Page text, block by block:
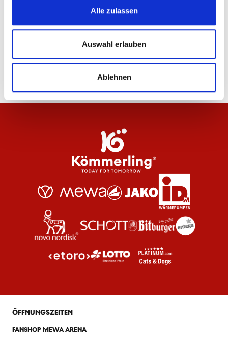
Alle zulassen
Auswahl erlauben
Ablehnen
WEITERE PRODUKTE LADEN
ÖFFNUNGSZEITEN
FANSHOP MEWA ARENA